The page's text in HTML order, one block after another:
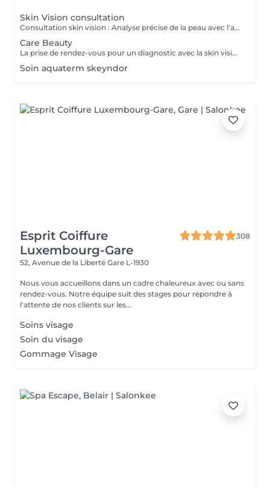
Skin Vision consultation
Consultation skin vision : Analyse précise de la peau avec l'appareil EF Skin Vision. Chaque peaux étant uniques, nous analysons l'ensemble des besoins de votre peau en apportant un diagnostic personnalisé. L'appareil de diagnostic effectue une analyse complète en se basant sur neuf paramètres spécifiques en déterminant l'identité de votre peau. La prise de rendez-vous pour un diagnostic avec la skin vision est obligatoire et gratuite avant la réalisation des protocoles Care.
Care Beauty
La prise de rendez-vous pour un diagnostic avec la skin vision est obligatoire et gratuite avant la réalisation de tous protocoles Care. - Soin Advanced clean Care : Votre peau est nettoyée en profondeur grâce à l'Ultra Scrubbeur. Ce soin permet d'éliminer les cellules mortes de la peau, les tâches pigmentaires et les toxines. Il stimule les cellules de la peau et améliore la texture de celle-ci. - Soin Expert : Le soin Expert est un soin manuel aux produits très actifs qui rendent le soin très efficace. Nous travaillerons en profondeur, pour répondre aux besoins spécifiques de votre peau. - Soin Advanced Glow : Soin visage oxygénant qui redonne de l'éclat eaux peaux les plus ternes. La peau est parfaitement nettoyé, le teint est ravivé par une double exfoliation. Elle est plus lisse et rayonnante grâce à l'Oxy-Booster. - Soin Advanced Youth : Association de deux technologies (l'Utra Scrubbeur et l'Oxy Booster) qui vont nous permettre de désintoxiquer et d'uniformiser votre teint. Votre peau est ravivée. - Soin Advanced anti-aging : Soin associant 2 technologies qui travaillent en symbiose et en profondeur (Sono Lifteur et l'Oxy Booster) sur les peaux fatiguées. Il permet de lutter contre les rides, le relâchement cutané et pour nos plus jeunes les cicatrices d'acné. - Soin High-tech : Ce soin exclusif réuni 4 technologies de pointes pour un résultat 100% efficace et sur mesure. Avec l'Ultra Scrubbeur les toxines sont éliminées, les tâches pigmentaires atténuées. Votre texture de peau est améliorée grâce à la stimulation du renouvellement cellulaire. Les principes actifs des produits pénètrent profondément grâce au Sono Lifteur. Celui-ci permet également d'agir sur les cicatrices d'acné. Le relâchement de la peau est atténué, l'ovale du visage est redessiné grâce au RF Tightener. L'Oxy Boosteur diminue les signes de fatigue de votre visage et du contour des yeux pour un effet lumineux. Le visage est visiblement plus jeune. La peau est plus ferme, plus lisse, plus rebondie. - Soin Eye Lift / soin des yeux : Soin intensif du contour des yeux. Le soin Eye Lift associé à un massage très efficace des points de pression permet d'atténuer poches et cernes. Vos rides sont lissées. Le regard est éclatant et les traces de fatigue sont éliminées.
Soin aquaterm skeyndor
Esprit Coiffure
Luxembourg-Gare
308
52, Avenue de la Liberté Gare L-1930
Nous vous accueillons dans un cadre chaleureux avec ou sans
rendez-vous. Notre équipe suit des stages pour répondre à
l'attente de nos clients sur les...
Soins visage
Soin du visage
Gommage Visage